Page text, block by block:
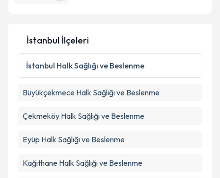
E-posta Adresiniz
Kişisel verilerimin işlenmesine ilişkinAydınlatma
Metni
'ni okudum ve kişisel verilerimin belirtilen
kapsamda işlenmesini kabul ediyorum.
İstanbul İlçeleri
İstanbul Halk Sağlığı ve Beslenme
Büyükçekmece Halk Sağlığı ve Beslenme
Çekmeköy Halk Sağlığı ve Beslenme
Eyüp Halk Sağlığı ve Beslenme
Kağıthane Halk Sağlığı ve Beslenme